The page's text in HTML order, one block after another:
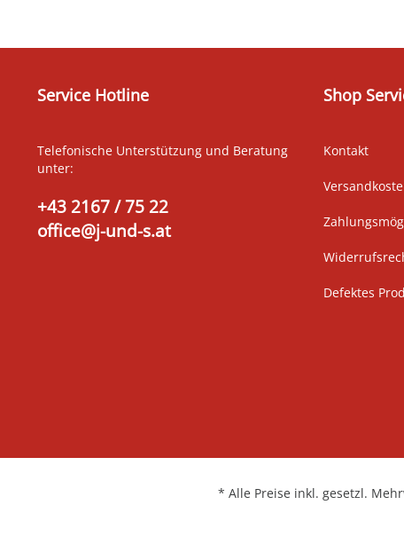
Service Hotline
Telefonische Unterstützung und Beratung
unter:
+43 2167 / 75 22
office@j-und-s.at
Shop
Kontakt
Defektes
* Alle Preise inkl. gesetzl.